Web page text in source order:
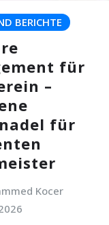
BERICHTE
für
–
für
Kocer